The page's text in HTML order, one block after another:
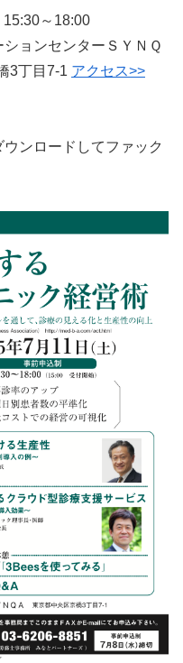
～18:00
ョンセンターＳＹＮＱ
3丁目7-1 アクセス>>
ンロードしてファック